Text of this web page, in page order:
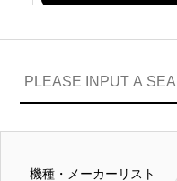
機種・メーカーリスト